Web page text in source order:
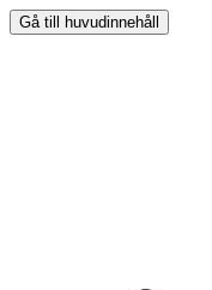
Gå till huvudinnehåll